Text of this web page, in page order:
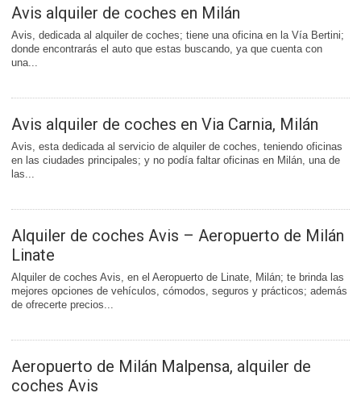
Avis alquiler de coches en Milán
Avis, dedicada al alquiler de coches; tiene una oficina en la Vía Bertini;
donde encontrarás el auto que estas buscando, ya que cuenta con
una...
Avis alquiler de coches en Via Carnia, Milán
Avis, esta dedicada al servicio de alquiler de coches, teniendo oficinas
en las ciudades principales; y no podía faltar oficinas en Milán, una de
las...
Alquiler de coches Avis – Aeropuerto de Milán
Linate
Alquiler de coches Avis, en el Aeropuerto de Linate, Milán; te brinda las
mejores opciones de vehículos, cómodos, seguros y prácticos; además
de ofrecerte precios...
Aeropuerto de Milán Malpensa, alquiler de
coches Avis